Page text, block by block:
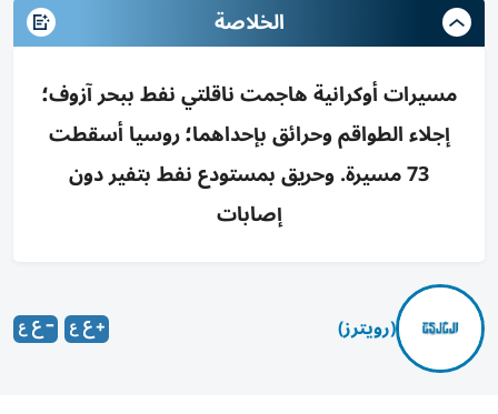
الخلاصة
مسيرات أوكرانية هاجمت ناقلتي نفط ببحر آزوف؛
إجلاء الطواقم وحرائق بإحداهما؛ روسيا أسقطت
73 مسيرة. وحريق بمستودع نفط بتفير دون
إصابات
(رويترز)